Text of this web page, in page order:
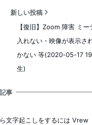
新しい投稿
【復旧】Zoom 障害 ミ
入れない・映像が表示さ
かない 等(2020-05-17
生)
事
文字起こしをするには Vrew